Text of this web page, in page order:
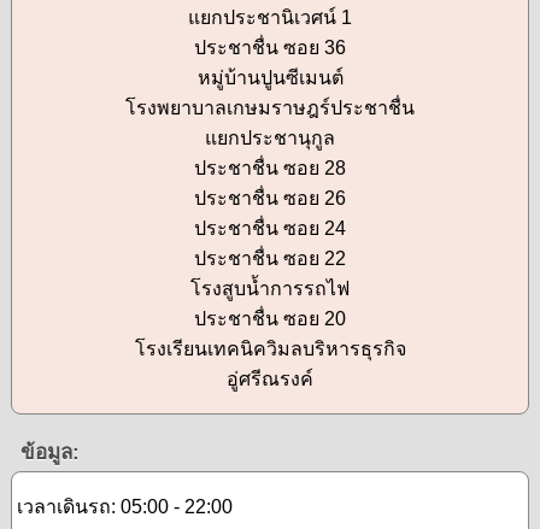
แยกประชานิเวศน์ 1
ประชาชื่น ซอย 36
หมู่บ้านปูนซีเมนต์
โรงพยาบาลเกษมราษฎร์ประชาชื่น
แยกประชานุกูล
ประชาชื่น ซอย 28
ประชาชื่น ซอย 26
ประชาชื่น ซอย 24
ประชาชื่น ซอย 22
โรงสูบน้ำการรถไฟ
ประชาชื่น ซอย 20
โรงเรียนเทคนิควิมลบริหารธุรกิจ
อู่ศรีณรงค์
ข้อมูล:
เวลาเดินรถ: 05:00 - 22:00